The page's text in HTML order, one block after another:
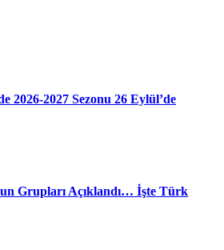
2026-2027 Sezonu 26 Eylül’de
Grupları Açıklandı… İşte Türk